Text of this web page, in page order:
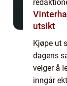
Vinterhage ekstra rom med
utsikt
Kjøpe ut
dagens
velger å
inngår